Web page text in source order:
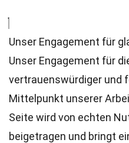
Unser Engagement für
Unser Engagement für
vertrauenswürdiger und
Mittelpunkt unserer
Seite wird von echten
beigetragen und bringt